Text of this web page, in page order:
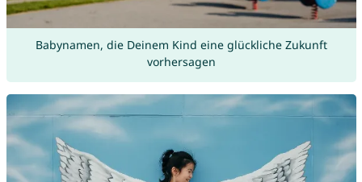
Babynamen, die Deinem Kind eine glückliche Zukunft
vorhersagen